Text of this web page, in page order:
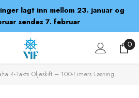
lagt inn mellom 23. januar og
sendes 7. februar
00
4-Takts Oljeskift – 100-Timers Løsning